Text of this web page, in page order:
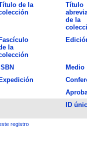
de la
Título
de la
Fascículo
la
ISBN
Medio
Expedición
ID
registro